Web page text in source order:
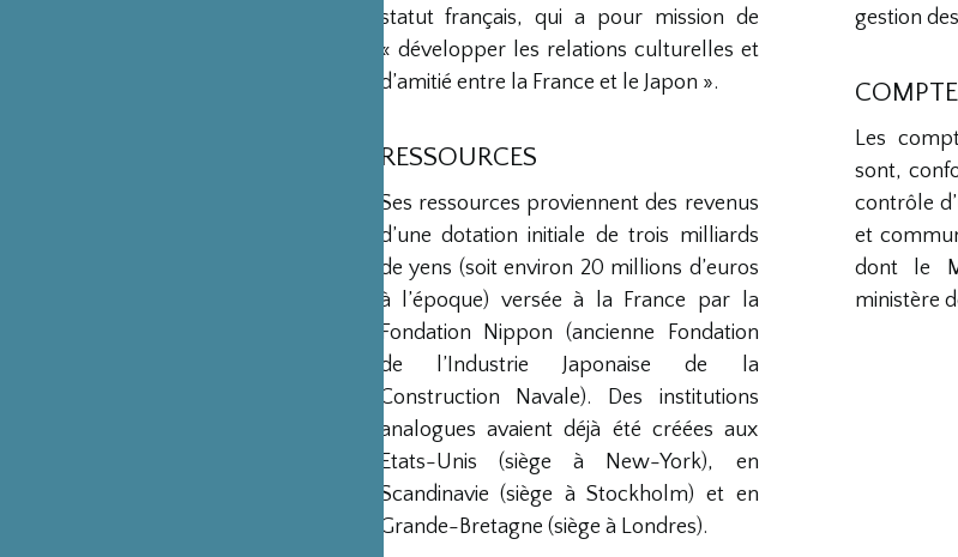
statut français, qui a pour mission de
« développer les relations culturelles et
d’amitié entre la France et le Japon ».
RESSOURCES
Ses ressources proviennent des revenus
d’une dotation initiale de trois milliards
de yens (soit environ 20 millions d’euros
à l’époque) versée à la France par la
Fondation Nippon (ancienne Fondation
de l’Industrie Japonaise de la
Construction Navale). Des institutions
analogues avaient déjà été créées aux
Etats-Unis (siège à New-York), en
Scandinavie (siège à Stockholm) et en
Grande-Bretagne (siège à Londres).
gestion
Les
sont,
contrôle
et
dont le
ministère